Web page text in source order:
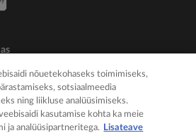
nõuetekohaseks toimimiseks,
sotsiaalmeedia
ning liikluse analüüsimiseks.
kasutamise kohta ka meie
ja analüüsipartneritega. Lisateave